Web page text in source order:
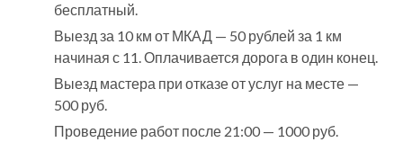
бесплатный.
Выезд за 10 км от МКАД — 50 рублей за 1 км
начиная с 11. Оплачивается дорога в один конец.
Выезд мастера при отказе от услуг на месте —
500 руб.
Проведение работ после 21:00 — 1000 руб.